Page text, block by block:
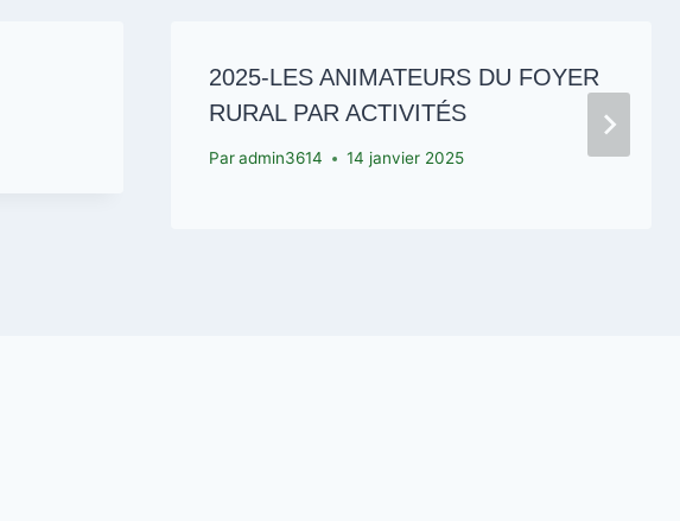
2025-LES ANIMATEURS DU FOYER
RURAL PAR ACTIVITÉS
Par admin3614 14 janvier 2025